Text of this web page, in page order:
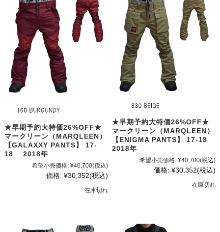
★早期予約大特価26%OFF★
マークリーン（MARQLEEN）
【GALAXXY PANTS】 17-
18 2018年
希望小売価格: ¥40,700(税込)
価格: ¥30,352(税込)
在庫切れ
★早期予約大特価26%OFF★
マークリーン（MARQLEEN）
【ENIGMA PANTS】 17-18
2018年
希望小売価格: ¥40,700(税込)
価格: ¥30,352(税込)
在庫切れ